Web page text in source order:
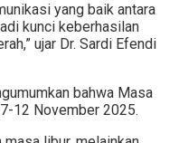
yang baik antara
kunci keberhasilan
ujar Dr. Sardi Efendi
bahwa Masa
12 November 2025.